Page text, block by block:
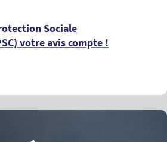
Sociale
votre avis compte !